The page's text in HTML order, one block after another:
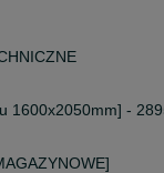
1600x2050mm] -